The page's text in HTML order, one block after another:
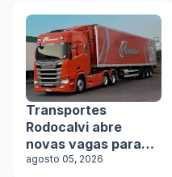
Transportes
Rodocalvi abre
novas vagas para
motoristas
agosto 05, 2026